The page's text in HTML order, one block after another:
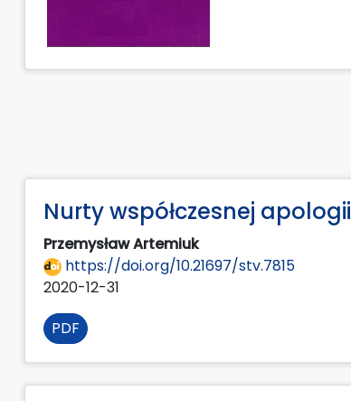
Nurty współczesnej apologii
Przemysław Artemiuk
https://doi.org/10.21697/stv.7815
2020-12-31
PDF